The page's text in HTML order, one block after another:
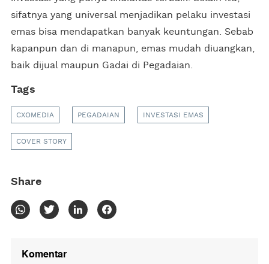
sifatnya yang universal menjadikan pelaku investasi
emas bisa mendapatkan banyak keuntungan. Sebab
kapanpun dan di manapun, emas mudah diuangkan,
baik dijual maupun Gadai di Pegadaian.
Tags
CXOMEDIA PEGADAIAN INVESTASI EMAS
COVER STORY
Share